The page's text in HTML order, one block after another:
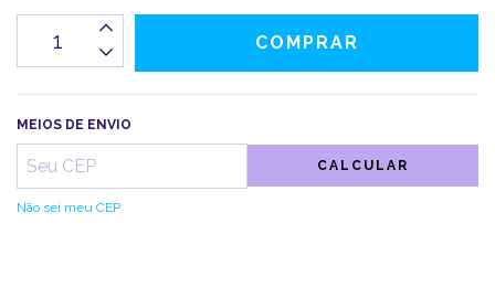
MEIOS DE ENVIO
CALCULAR
Não sei meu CEP